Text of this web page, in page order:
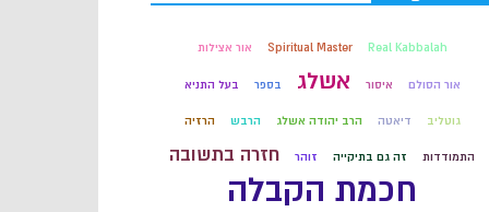
Real Kabbalah
Spiritual Master אור אצילות
אור הסולם איסור אשלג בספר בעל התניא
גוטליב דיאטה הרב יהודה אשלג הרבש הרזיה
התמודדות זה גם בתיקייה זוהר חזרה בתשובה
חכמת הקבלה